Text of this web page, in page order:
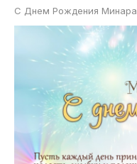
С Днем Рождения Минара